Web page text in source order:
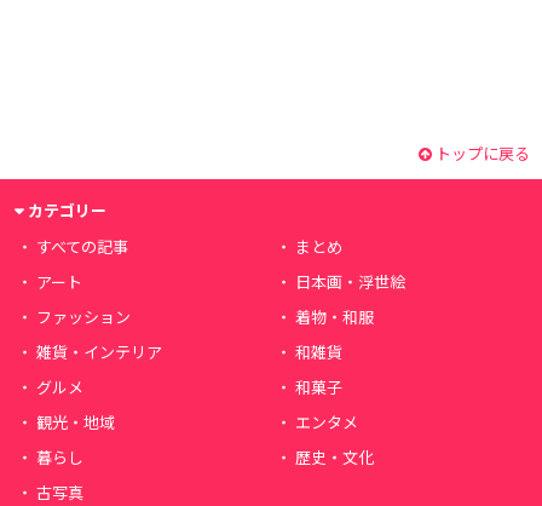
トップに戻る
カテゴリー
すべての記事
まとめ
アート
日本画・浮世絵
ファッション
着物・和服
雑貨・インテリア
和雑貨
グルメ
和菓子
観光・地域
エンタメ
暮らし
歴史・文化
古写真